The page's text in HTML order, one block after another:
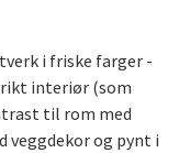
i friske farger -
interiør (som
til rom med
veggdekor og pynt i